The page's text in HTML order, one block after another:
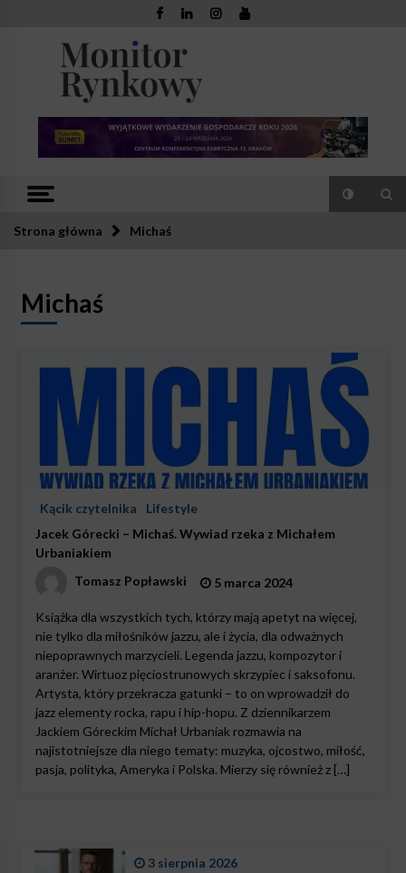
Monitor
Rynkowy
Strona główna Michaś
Michaś
Kącik czytelnika
Lifestyle
Jacek Górecki – Michaś. Wywiad rzeka z Michałem
Urbaniakiem
Tomasz Popławski
5 marca 2024
Książka dla wszystkich tych, którzy mają apetyt na więcej,
nie tylko dla miłośników jazzu, ale i życia, dla odważnych
niepoprawnych marzycieli. Legenda jazzu, kompozytor i
aranżer. Wirtuoz pięciostrunowych skrzypiec i saksofonu.
Artysta, który przekracza gatunki – to on wprowadził do
jazz elementy rocka, rapu i hip-hopu. Z dziennikarzem
Jackiem Góreckim Michał Urbaniak rozmawia na
najistotniejsze dla niego tematy: muzyka, ojcostwo, miłość,
pasja, polityka, Ameryka i Polska. Mierzy się również z […]
3 sierpnia 2026